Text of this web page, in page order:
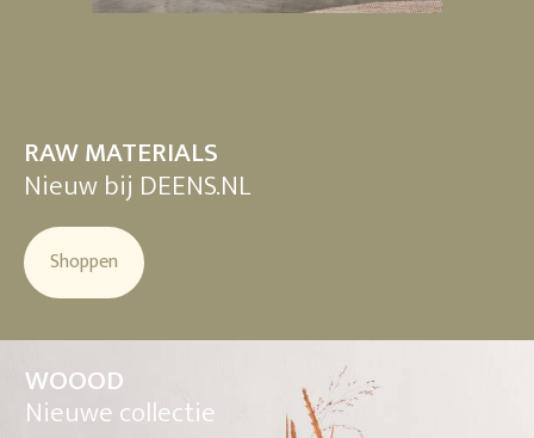
RAW MATERIALS
Nieuw bij DEENS.NL
Shoppen
WOOOD
Nieuwe collectie